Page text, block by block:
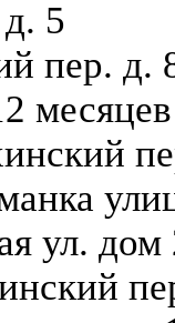
5
пер. д.
месяцев
ул. дом